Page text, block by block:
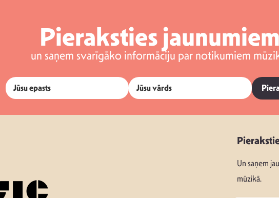
Pieraksties jaunumiem
un saņem svarīgāko informāciju par notikumiem
Un saņem
mūzikā.